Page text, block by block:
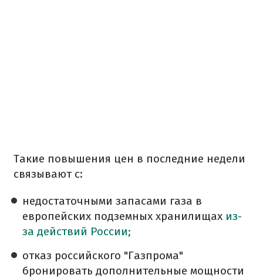
Такие повышения цен в последние недели
связывают с:
недостаточными запасами газа в
европейских подземных хранилищах из-
за действий России;
отказ российского "Газпрома"
бронировать дополнительные мощности